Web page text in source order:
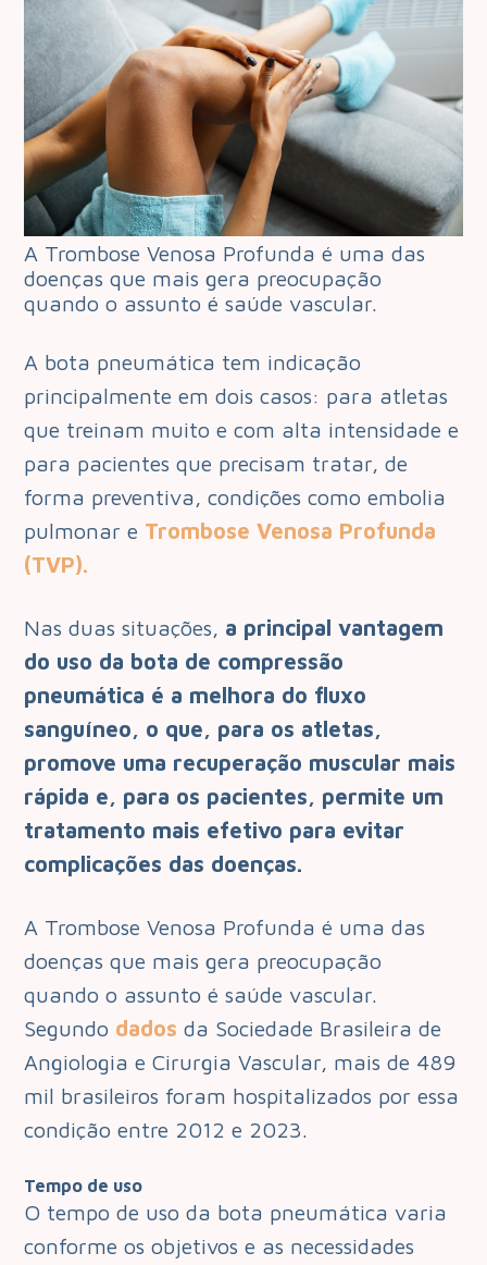
A Trombose Venosa Profunda é uma das
doenças que mais gera preocupação
quando o assunto é saúde vascular.
A bota pneumática tem indicação
principalmente em dois casos: para atletas
que treinam muito e com alta intensidade e
para pacientes que precisam tratar, de
forma preventiva, condições como embolia
pulmonar e Trombose Venosa Profunda
(TVP).
Nas duas situações, a principal vantagem
do uso da bota de compressão
pneumática é a melhora do fluxo
sanguíneo, o que, para os atletas,
promove uma recuperação muscular mais
rápida e, para os pacientes, permite um
tratamento mais efetivo para evitar
complicações das doenças.
A Trombose Venosa Profunda é uma das
doenças que mais gera preocupação
quando o assunto é saúde vascular.
Segundo dados da Sociedade Brasileira de
Angiologia e Cirurgia Vascular, mais de 489
mil brasileiros foram hospitalizados por essa
condição entre 2012 e 2023.
Tempo de uso
O tempo de uso da bota pneumática varia
conforme os objetivos e as necessidades